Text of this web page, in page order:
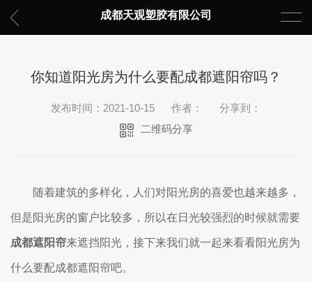
成都天观塑胶有限公司
你知道阳光房为什么要配成都遮阳帘吗？
发布时间：2021-10-15 作者：
分享到：
二维码分享
随着建筑的多样化，人们对阳光房的喜爱也越来越多，
但是阳光房的窗户比较多，所以在日光较强烈的时候就需要
成都遮阳帘来遮挡阳光，接下来我们就一起来看看阳光房为
什么要配成都遮阳帘吧。